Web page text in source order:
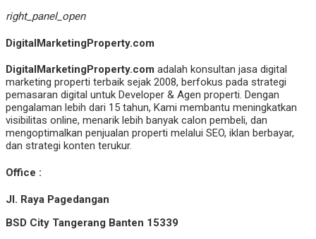
right_panel_open
DigitalMarketingProperty.com
DigitalMarketingProperty.com adalah konsultan jasa digital
marketing properti terbaik sejak 2008, berfokus pada strategi
pemasaran digital untuk Developer & Agen properti. Dengan
pengalaman lebih dari 15 tahun, Kami membantu meningkatkan
visibilitas online, menarik lebih banyak calon pembeli, dan
mengoptimalkan penjualan properti melalui SEO, iklan berbayar,
dan strategi konten terukur.
Office :
Jl. Raya Pagedangan
BSD City Tangerang Banten 15339